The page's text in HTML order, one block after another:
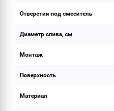
Отверстия под смеситель
Диаметр слива, см
Монтаж
Поверхность
Материал